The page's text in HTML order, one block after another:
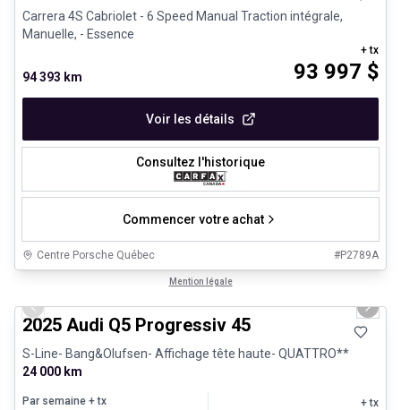
Carrera 4S Cabriolet - 6 Speed Manual Traction intégrale,
Manuelle, - Essence
94 393 km 93 997 $
+ tx
Voir les détails
Consultez l'historique
Commencer votre achat
Centre Porsche Québec #P2789A
Mention légale
Véhicules d'occasion certifiés
Previous slide Next
2025 Audi Q5 Progressiv 45
S-Line- Bang&Olufsen- Affichage tête haute- QUATTRO**
24 000 km
Par semaine + tx + tx